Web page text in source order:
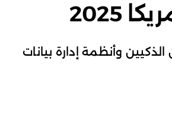
2025
وأنظمة إدارة بيانات